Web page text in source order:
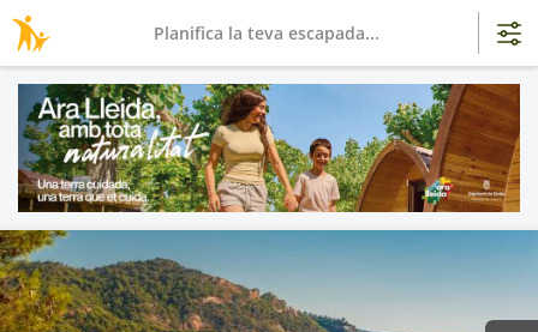
Planifica la teva escapada...